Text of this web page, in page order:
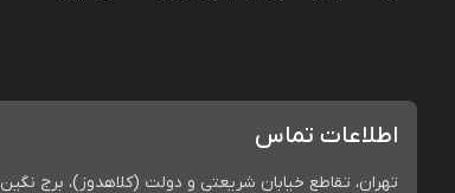
اطلاعات تماس
تهران، تقاطع خیابان شریعتی و دولت (کلاهدوز)، برج نگین